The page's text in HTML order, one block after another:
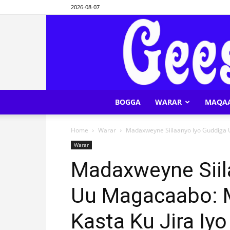
2026-08-07
BOGGA WARAR
Home Warar Madaxweyne Siilaanyo Iyo Guddiga
Warar
Madaxweyne
Uu Magacaabo:
Kasta Ku Jira